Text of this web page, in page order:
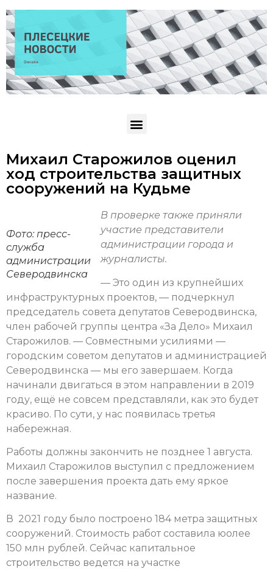
Михаил Старожилов оценил
ход строительства защитных
сооружений на Кудьме
Фото: пресс-
служба
администрации
Северодвинска
В проверке также приняли
участие представители
администрации города и
журналисты.
— Это один из крупнейших
инфраструктурных проектов, — подчеркнул
председатель совета депутатов Северодвинска,
член рабочей группы центра «За Дело» Михаил
Старожилов. — Совместными усилиями —
городским советом депутатов и администрацией
Северодвинска — мы его завершаем. Когда
начинали двигаться в этом направлении в 2019
году, ещё не совсем представляли, как это будет
красиво. По сути, у нас появилась третья
набережная.
Работы должны закончить не позднее 1 августа.
Михаил Старожилов выступил с предложением
после завершения проекта дать ему яркое
название.
В 2021 году было построено 184 метра защитных
сооружений. Стоимость работ составила юолее
150 млн рублей. Сейчас капитальное
строительство ведется на участке